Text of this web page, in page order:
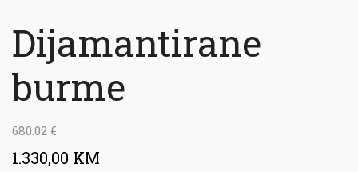
Dijamantirane
burme
680.02 €
1.330,00 KM